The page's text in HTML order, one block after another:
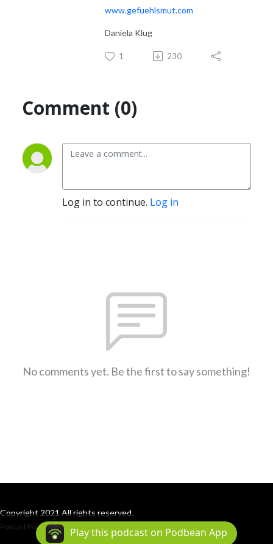
www.gefuehlsmut.com
Daniela Klug
1 230
Comment (0)
Log in to continue. Log in
No comments yet. Be the first to say something!
Copyright 2021 All rights reserved.
Podcast Powered By Podbean
Play this podcast on Podbean App